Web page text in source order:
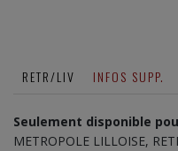
RETR/LIV INFOS SUPP.
Seulement disponible
METROPOLE LILLOISE,